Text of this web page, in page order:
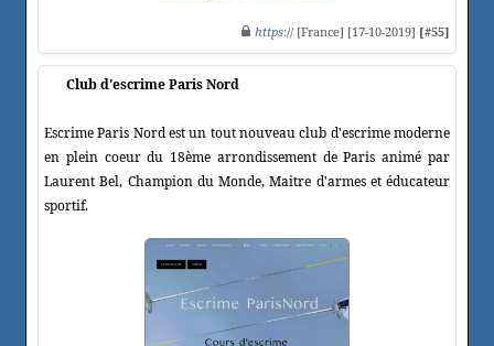
https:// [France] [17-10-2019] [#55]
Club d'escrime Paris Nord
Escrime Paris Nord est un tout nouveau club d'escrime moderne
en plein coeur du 18ème arrondissement de Paris animé par
Laurent Bel, Champion du Monde, Maitre d'armes et éducateur
sportif.